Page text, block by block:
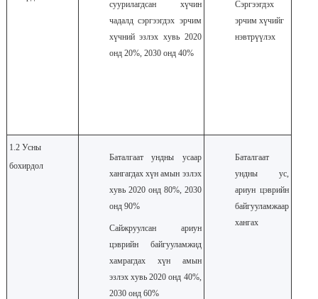
суурилагдсан хүчин
чадалд сэргээгдэх эрчим
хүчний эзлэх хувь 2020
онд 20%, 2030 онд 40%
Сэргээгдэх
эрчим хүчийг
нэвтрүүлэх
1.2 Усны
бохирдол
Баталгаат ундны усаар
хангагдах хүн амын эзлэх
хувь 2020 онд 80%, 2030
онд 90%
Сайжруулсан ариун
цэврийн байгууламжид
хамрагдах хүн амын
эзлэх хувь 2020 онд 40%,
2030 онд 60%
Баталгаат
ундны ус,
ариун цэврийн
байгууламжаар
хангах